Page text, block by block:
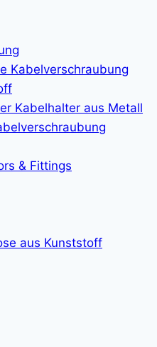
Kabelverschraubung
Kabelhalter aus Metall
& Fittings
aus Kunststoff